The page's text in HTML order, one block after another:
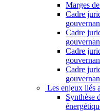
Marges
Cadre
Cadre
Cadre
Cadre
Les enjeux liés
Synthèse